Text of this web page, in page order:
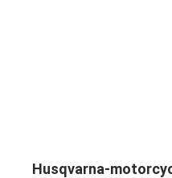
Husqvarna-